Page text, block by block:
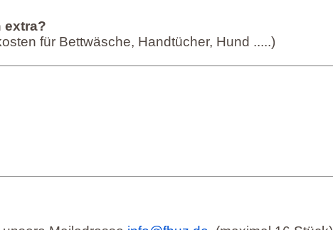
extra?
für Bettwäsche, Handtücher, Hund .....)